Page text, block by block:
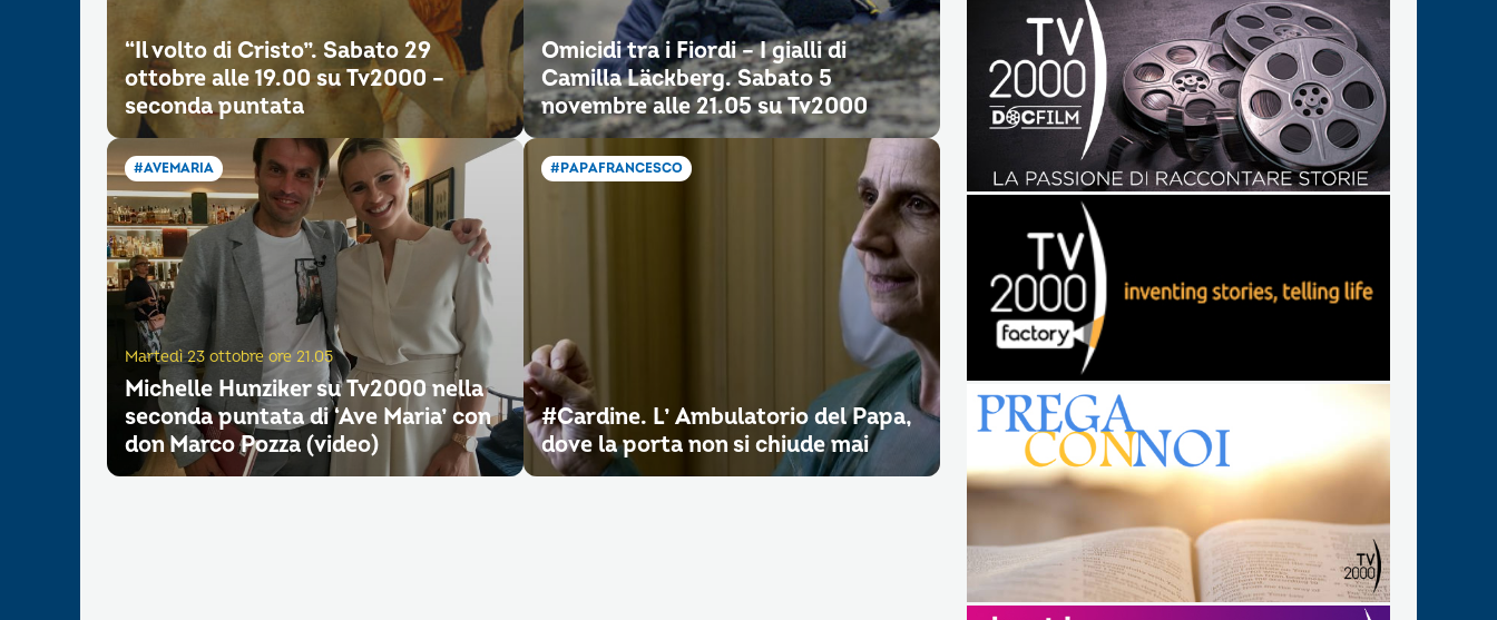
“Il volto di Cristo”. Sabato 29
ottobre alle 19.00 su Tv2000 –
seconda puntata
Omicidi tra i Fiordi – I gialli di
Camilla Läckberg. Sabato 5
novembre alle 21.05 su Tv2000
#AVEMARIA
Martedì 23 ottobre ore 21.05
Michelle Hunziker su Tv2000 nella
seconda puntata di ‘Ave Maria’ con
don Marco Pozza (video)
#PAPAFRANCESCO
#Cardine. L’ Ambulatorio del Papa,
dove la porta non si chiude mai